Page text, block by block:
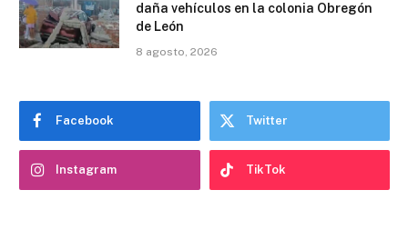
daña vehículos en la colonia Obregón
de León
8 agosto, 2026
Facebook Twitter
Instagram TikTok